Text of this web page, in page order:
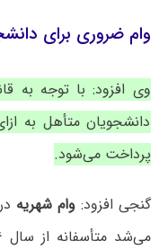
وام ضروری برای
وی افزود: با توجه به
دانشجویان متأهل به
پرداخت می‌شود.
گنجی افزود:وام شهریه